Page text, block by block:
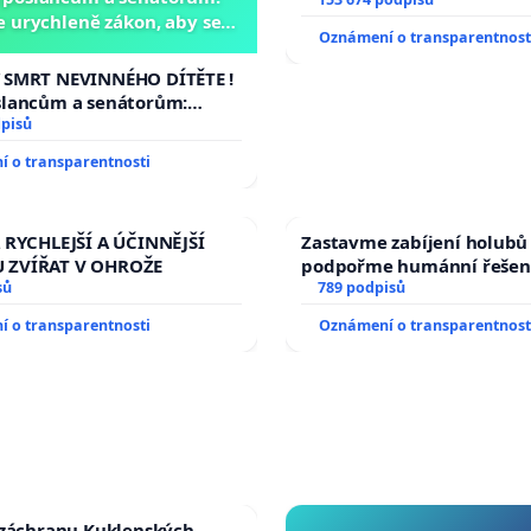
urychleně zákon, aby se
opakovat!
NEVINNÉHO DÍTĚTE !
a senátorům:
zákon, aby se
Viktorky už nemohla
o transparentnosti
Oznámení o
RYCHLEJŠÍ A ÚČINNĚJŠÍ
ZVÍŘAT V OHROŽE
o transparentnosti
Zastavme zabíjení holubů
podpořme humánní
789 podpisů
Oznámení o